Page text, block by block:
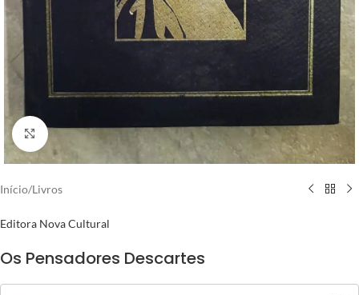
Clique para ampliar
Início/Livros
Editora Nova Cultural
Os Pensadores Descartes